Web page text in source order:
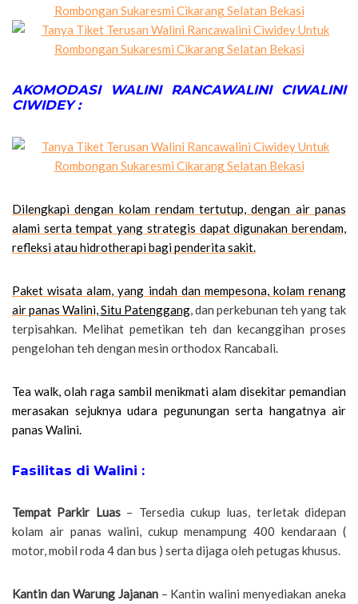
AKOMODASI WALINI RANCAWALINI CIWALINI
CIWIDEY :
Dilengkapi dengan kolam rendam tertutup, dengan air panas
alami serta tempat yang strategis dapat digunakan berendam,
refleksi atau hidrotherapi bagi penderita sakit.
Paket wisata alam, yang indah dan mempesona, kolam renang
air panas Walini,Situ Patenggang, dan perkebunan teh yang tak
terpisahkan. Melihat pemetikan teh dan kecanggihan proses
pengelohan teh dengan mesin orthodox Rancabali.
Tea walk, olah raga sambil menikmati alam disekitar pemandian
merasakan sejuknya udara pegunungan serta hangatnya air
panas Walini.
Fasilitas di Walini :
Tempat Parkir Luas– Tersedia cukup luas, terletak didepan
kolam air panas walini, cukup menampung 400 kendaraan (
motor, mobil roda 4 dan bus ) serta dijaga oleh petugas khusus.
Kantin dan Warung Jajanan– Kantin walini menyediakan aneka